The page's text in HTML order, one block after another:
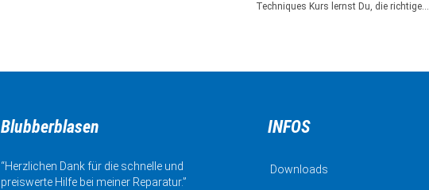
Techniques Kurs lernst Du, die richtige…
Blubberblasen
“Herzlichen Dank für die schnelle und
preiswerte Hilfe bei meiner Reparatur.”
INFOS
Downloads